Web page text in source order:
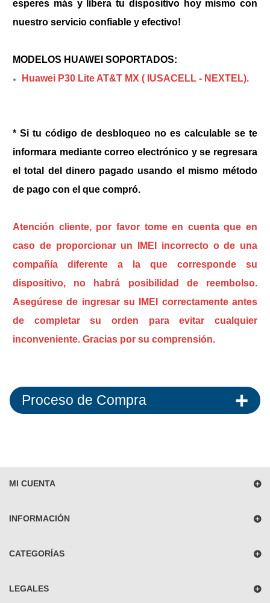
esperes más y libera tu dispositivo hoy mismo con
nuestro servicio confiable y efectivo!
MODELOS HUAWEI SOPORTADOS:
Huawei P30 Lite AT&T MX ( IUSACELL - NEXTEL).
* Si tu código de desbloqueo no es calculable se te
informara mediante correo electrónico y se regresara
el total del dinero pagado usando el mismo método
de pago con el que compró.
Atención cliente, por favor tome en cuenta que en
caso de proporcionar un IMEI incorrecto o de una
compañía diferente a la que corresponde su
dispositivo, no habrá posibilidad de reembolso.
Asegúrese de ingresar su IMEI correctamente antes
de completar su orden para evitar cualquier
inconveniente. Gracias por su comprensión.
Proceso de Compra
MI CUENTA
INFORMACIÓN
CATEGORÍAS
LEGALES